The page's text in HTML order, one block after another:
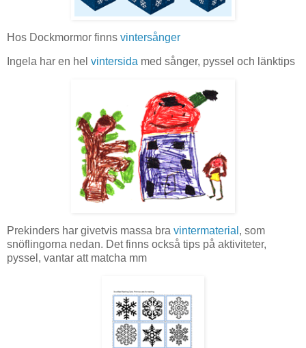
Hos Dockmormor finns vintersånger
Ingela har en hel vintersida med sånger, pyssel och länktips
Prekinders har givetvis massa bra vintermaterial , som
snöflingorna nedan. Det finns också tips på aktiviteter,
pyssel, vantar att matcha mm